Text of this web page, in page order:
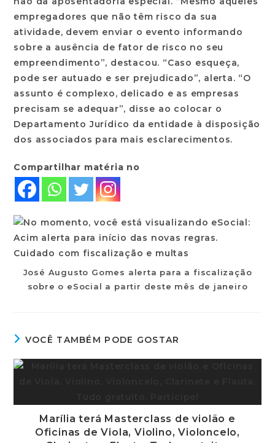
empregadores que não têm risco da sua
atividade, devem enviar o evento informando
sobre a ausência de fator de risco no seu
empreendimento”, destacou. “Caso esqueça,
pode ser autuado e ser prejudicado”, alerta. “O
assunto é complexo, delicado e as empresas
precisam se adequar”, disse ao colocar o
Departamento Jurídico da entidade à disposição
dos associados para mais esclarecimentos.
Compartilhar matéria no
José Augusto Gomes alerta para a fiscalização
sobre o eSocial a partir deste mês de janeiro
VOCÊ TAMBÉM PODE GOSTAR
Marília terá Masterclass de violão e
Oficinas de Viola, Violino, Violoncelo,